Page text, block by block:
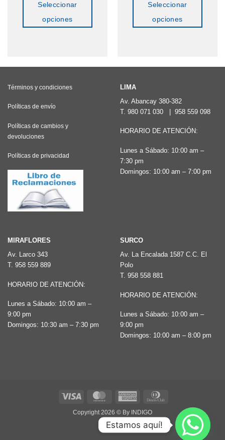
Seleccionar
opciones
variantes.
se
elegir
en
la
página
de
Seleccionar
opciones
Las
opciones
se
elegir
en
Términos y condiciones
Políticas de envío
Políticas de cambios y
devoluciones
Políticas de privacidad
LIMA
Av. Abancay 380-382
T. 980 071 030 | 958 559 098
HORARIO DE ATENCIÓN:
Lunes a Sábado: 10:00 am –
7:30 pm
Domingos: 10:00 am – 7:00 pm
MIRAFLORES
Av. Larco 343
T. 958 559 889
HORARIO DE ATENCIÓN:
Lunes a Sábado: 10:00 am –
9:00 pm
Domingos: 10:30 am – 7:30 pm
SURCO
Av. La Encalada 1587 C.C. El
Polo
T. 958 558 881
HORARIO DE ATENCIÓN:
Lunes a Sábado: 10:00 am –
9:00 pm
Domingos: 10:00 am – 8:00 pm
Visa MasterCard American
Copyright 2026 © By INDIGO
Estamos aquí!